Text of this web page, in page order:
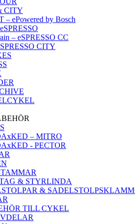
CITY
– ePowered by Bosch
– eSPRESSO CC
CITY
– MITRO
- PECTOR
& STYRLINDA
&
TILL CYKEL